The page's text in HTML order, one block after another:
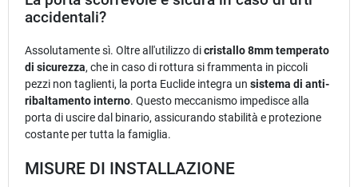
accidentali?
Assolutamente sì. Oltre all'utilizzo dicristallo 8mm temperato
di sicurezza, che in caso di rottura si frammenta in piccoli
pezzi non taglienti, la porta Euclide integra un sistema di anti-
ribaltamento interno. Questo meccanismo impedisce alla
porta di uscire dal binario, assicurando stabilità e protezione
costante per tutta la famiglia.
MISURE DI INSTALLAZIONE